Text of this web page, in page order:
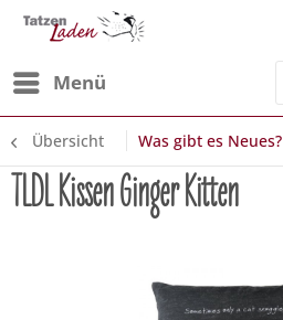
Menü
Übersicht Was gibt es Neues?
TLDL Kissen Ginger Kitten